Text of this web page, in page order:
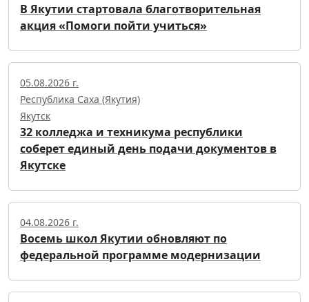
В Якутии стартовала благотворительная
акция «Помоги пойти учиться»
05.08.2026 г.
Республика Саха (Якутия)
Якутск
32 колледжа и техникума республики
соберет единый день подачи документов в
Якутске
04.08.2026 г.
Восемь школ Якутии обновляют по
федеральной программе модернизации